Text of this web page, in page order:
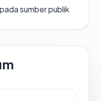
sumber publik